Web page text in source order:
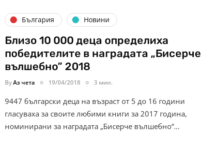
България Новини
Близо 10 000 деца определиха
победителите в наградата „Бисерче
вълшебно” 2018
ByАз чета 19/04/2018 3 мин.
9447 български деца на възраст от 5 до 16 години
гласуваха за своите любими книги за 2017 година,
номинирани за наградата „Бисерче вълшебно“…